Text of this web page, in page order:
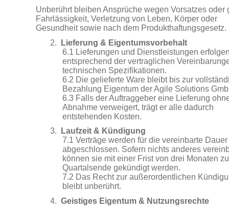
Unberührt bleiben Ansprüche wegen Vorsatzes oder
Fahrlässigkeit, Verletzung von Leben, Körper oder
Gesundheit sowie nach dem Produkthaftungsgesetz.
2.
Lieferung & Eigentumsvorbehalt
6.1 Lieferungen und Dienstleistungen
entsprechend der vertraglichen
technischen Spezifikationen.
6.2 Die gelieferte Ware bleibt bis zur
Bezahlung Eigentum der Agile Solutions
6.3 Falls der Auftraggeber eine Lieferung
Abnahme verweigert, trägt er alle dadurch
entstehenden Kosten.
3.
Laufzeit & Kündigung
7.1 Verträge werden für die vereinbarte Dauer
abgeschlossen. Sofern nichts anderes
können sie mit einer Frist von drei Monaten
Quartalsende gekündigt werden.
7.2 Das Recht zur außerordentlichen
bleibt unberührt.
4. Geistiges Eigentum & Nutzungsrechte